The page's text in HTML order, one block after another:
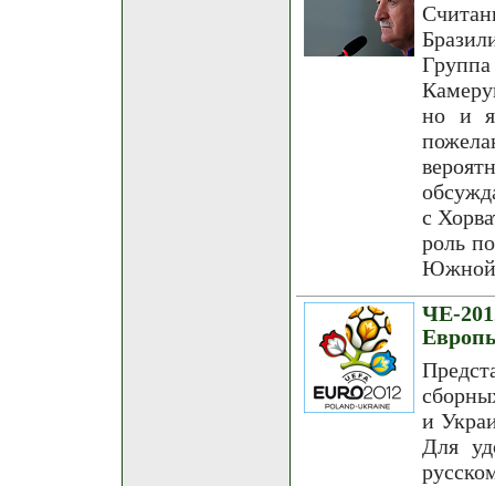
но и
с
роль
Южной
ЧЕ-
и
Для